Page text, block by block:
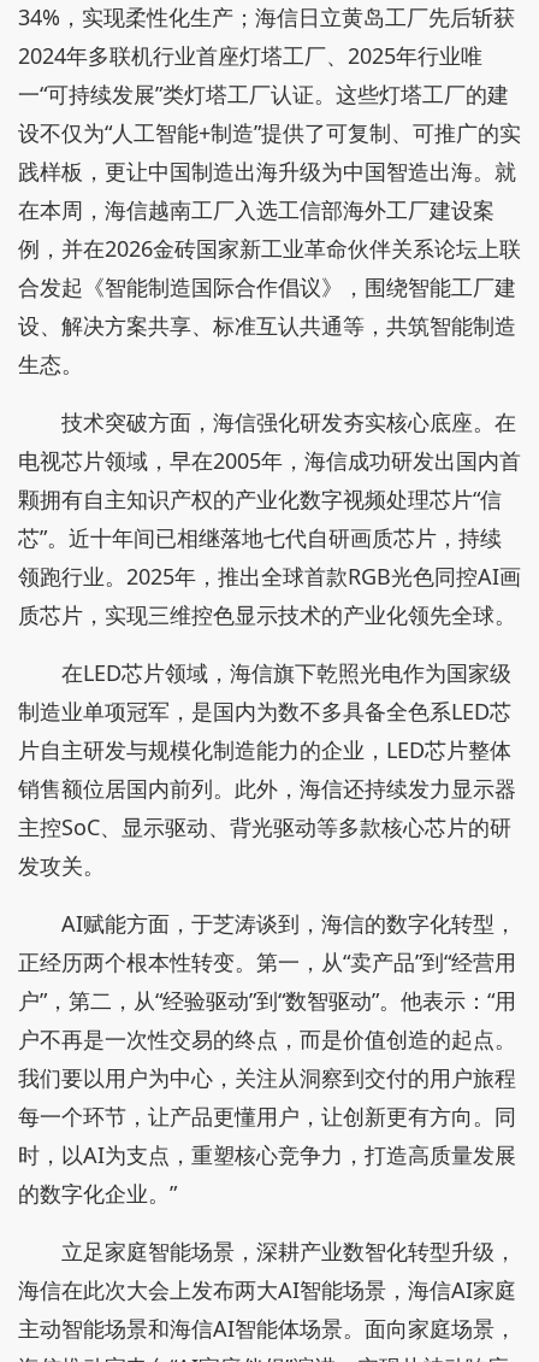
34%，实现柔性化生产；海信日立黄岛工厂先后斩获
2024年多联机行业首座灯塔工厂、2025年行业唯
一“可持续发展”类灯塔工厂认证。这些灯塔工厂的建
设不仅为“人工智能+制造”提供了可复制、可推广的实
践样板，更让中国制造出海升级为中国智造出海。就
在本周，海信越南工厂入选工信部海外工厂建设案
例，并在2026金砖国家新工业革命伙伴关系论坛上联
合发起《智能制造国际合作倡议》，围绕智能工厂建
设、解决方案共享、标准互认共通等，共筑智能制造
生态。
技术突破方面，海信强化研发夯实核心底座。在
电视芯片领域，早在2005年，海信成功研发出国内首
颗拥有自主知识产权的产业化数字视频处理芯片“信
芯”。近十年间已相继落地七代自研画质芯片，持续
领跑行业。2025年，推出全球首款RGB光色同控AI画
质芯片，实现三维控色显示技术的产业化领先全球。
在LED芯片领域，海信旗下乾照光电作为国家级
制造业单项冠军，是国内为数不多具备全色系LED芯
片自主研发与规模化制造能力的企业，LED芯片整体
销售额位居国内前列。此外，海信还持续发力显示器
主控SoC、显示驱动、背光驱动等多款核心芯片的研
发攻关。
AI赋能方面，于芝涛谈到，海信的数字化转型，
正经历两个根本性转变。第一，从“卖产品”到“经营用
户”，第二，从“经验驱动”到“数智驱动”。他表示：“用
户不再是一次性交易的终点，而是价值创造的起点。
我们要以用户为中心，关注从洞察到交付的用户旅程
每一个环节，让产品更懂用户，让创新更有方向。同
时，以AI为支点，重塑核心竞争力，打造高质量发展
的数字化企业。”
立足家庭智能场景，深耕产业数智化转型升级，
海信在此次大会上发布两大AI智能场景，海信AI家庭
主动智能场景和海信AI智能体场景。面向家庭场景，